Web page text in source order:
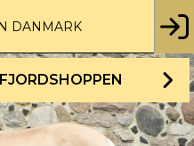
DANMARK
FJORDSHOPPEN